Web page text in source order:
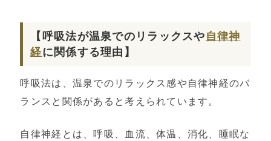
【呼吸法が温泉でのリラックスや 自律神
経に関係する理由】
呼吸法は、温泉でのリラックス感や自律神経のバ
ランスと関係があると考えられています。
自律神経とは、呼吸、血流、体温、消化、睡眠な